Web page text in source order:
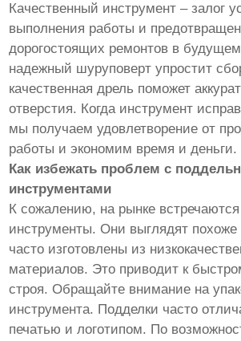
Качественный инструмент – залог
выполнения работы и
дорогостоящих ремонтов в
надежный шуруповерт упростит
качественная дрель поможет
отверстия. Когда инструмент
мы получаем удовлетворение от
работы и экономим время и деньги.
Как избежать проблем с
инструментами
К сожалению, на рынке
инструменты. Они выглядят похоже
часто изготовлены из
материалов. Это приводит к
строя. Обращайте внимание на
инструмента. Подделки часто
печатью и логотипом. По